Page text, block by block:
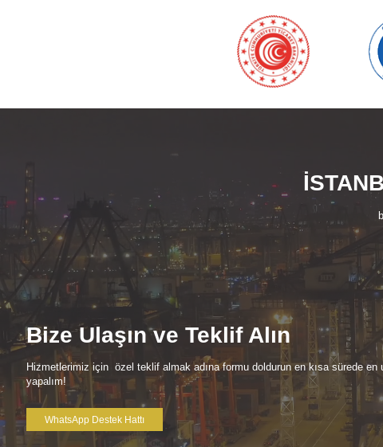
Bize Ulaşın ve Teklif Alın
Hizmetlerimiz için özel teklif almak adına formu doldurun en kısa sürede en
yapalım!
WhatsApp Destek Hattı